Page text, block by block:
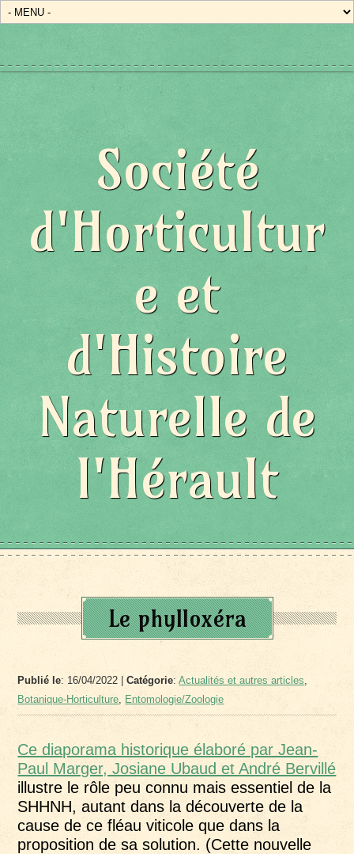
Société
d'Horticultur
e et
d'Histoire
Naturelle de
l'Hérault
Le phylloxéra
Publié le: 16/04/2022 |Catégorie:Actualités et autres articles,
Botanique-Horticulture, Entomologie/Zoologie
Ce diaporama historique élaboré par Jean-
Paul Marger, Josiane Ubaud et André Bervillé
illustre le rôle peu connu mais essentiel de la
SHHNH, autant dans la découverte de la
cause de ce fléau viticole que dans la
proposition de sa solution. (Cette nouvelle